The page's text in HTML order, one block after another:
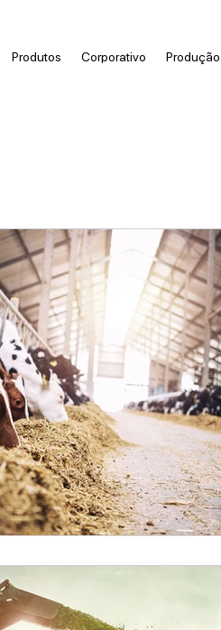
Produtos Corporativo Produção